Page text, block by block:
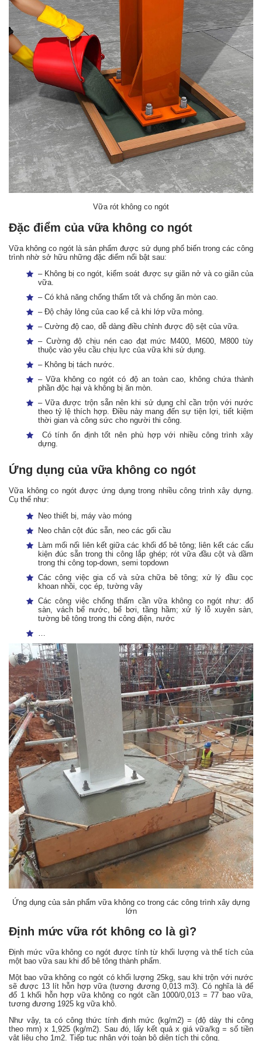
Vữa rót không co ngót
Đặc điểm của vữa không co ngót
Vữa không co ngót là sản phẩm được sử dụng phổ biến trong các công
trình nhờ sở hữu những đặc điểm nổi bật sau:
– Không bị co ngót, kiểm soát được sự giãn nở và co giãn của
vữa.
– Có khả năng chống thấm tốt và chống ăn mòn cao.
– Độ chảy lỏng của cao kể cả khi lớp vữa mỏng.
– Cường độ cao, dễ dàng điều chỉnh được độ sệt của vữa.
– Cường độ chịu nén cao đạt mức M400, M600, M800 tùy
thuộc vào yêu cầu chịu lực của vữa khi sử dụng.
– Không bị tách nước.
– Vữa không co ngót có độ an toàn cao, không chứa thành
phần độc hại và không bị ăn mòn.
– Vữa được trộn sẵn nên khi sử dụng chỉ cần trộn với nước
theo tỷ lệ thích hợp. Điều này mang đến sự tiện lợi, tiết kiệm
thời gian và công sức cho người thi công.
Có tính ổn định tốt nên phù hợp với nhiều công trình xây
dựng.
Ứng dụng của vữa không co ngót
Vữa không co ngót được ứng dụng trong nhiều công trình xây dựng.
Cụ thể như:
Neo thiết bị, máy vào móng
Neo chân cột đúc sẵn, neo các gối cầu
Làm mối nối liên kết giữa các khối đổ bê tông; liên kết các cấu
kiện đúc sẵn trong thi công lắp ghép; rót vữa đầu cột và dầm
trong thi công top-down, semi topdown
Các công việc gia cố và sửa chữa bê tông; xử lý đầu cọc
khoan nhồi, cọc ép, tường vây
Các công việc chống thấm cần vữa không co ngót như: đổ
sàn, vách bể nước, bể bơi, tầng hầm; xử lý lỗ xuyên sàn,
tường bê tông trong thi công điện, nước
…
Ứng dụng của sản phẩm vữa không co trong các công trình xây dựng
lớn
Định mức vữa rót không co là gì?
Định mức vữa không co ngót được tính từ khối lượng và thể tích của
một bao vữa sau khi đổ bê tông thành phẩm.
Một bao vữa không co ngót có khối lượng 25kg, sau khi trộn với nước
sẽ được 13 lít hỗn hợp vữa (tương đương 0,013 m3). Có nghĩa là để
đổ 1 khối hỗn hợp vữa không co ngót cần 1000/0,013 = 77 bao vữa,
tương đương 1925 kg vữa khô.
Như vậy, ta có công thức tính định mức (kg/m2) = (độ dày thi công
theo mm) x 1,925 (kg/m2). Sau đó, lấy kết quả x giá vữa/kg = số tiền
vật liệu cho 1m2. Tiếp tục nhân với toàn bộ diện tích thi công.